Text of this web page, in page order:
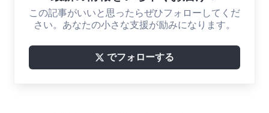
この記事がいいと思ったらぜひフォローしてくだ
さい。あなたの小さな支援が励みになります。
でフォローする